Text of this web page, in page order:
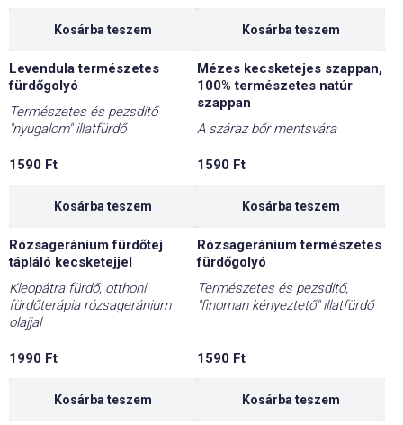
Kosárba teszem Kosárba teszem
Levendula természetes
fürdőgolyó
Természetes és pezsdítő
"nyugalom" illatfürdő
1590 Ft
Kosárba teszem
Mézes kecsketejes szappan,
100% természetes natúr
szappan
A száraz bőr mentsvára
1590 Ft
Kosárba teszem
Rózsageránium fürdőtej
tápláló kecsketejjel
Kleopátra fürdő, otthoni
fürdőterápia rózsageránium
olajjal
1990 Ft
Kosárba teszem
Rózsageránium természetes
fürdőgolyó
Természetes és pezsdítő,
"finoman kényeztető" illatfürdő
1590 Ft
Kosárba teszem